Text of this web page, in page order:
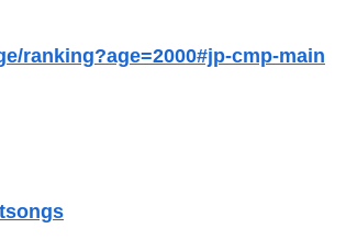
ていった娘！⇒ (※画像あり)
ranking?age=2000#jp-cmp-main